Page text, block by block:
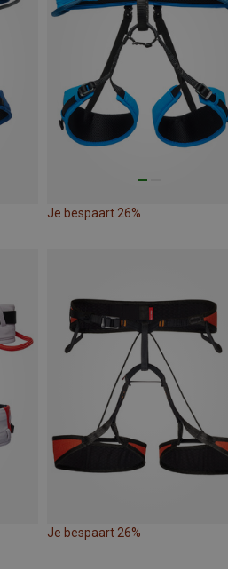
Je bespaart 26%
Je bespaart 26%